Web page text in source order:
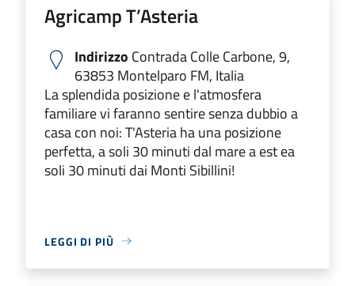
Agricamp T’Asteria
Indirizzo Contrada Colle Carbone, 9,
63853 Montelparo FM, Italia
La splendida posizione e l'atmosfera
familiare vi faranno sentire senza dubbio a
casa con noi: T'Asteria ha una posizione
perfetta, a soli 30 minuti dal mare a est ea
soli 30 minuti dai Monti Sibillini!
LEGGI DI PIÙ